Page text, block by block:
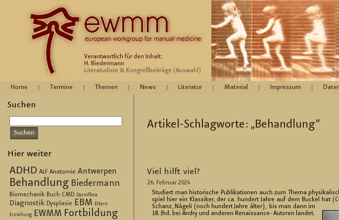
Verantwortlich für den Inhalt:
H. Biedermann
Literaturliste & Kongreßbeiträge (Auswahl)
Home Termine Themen News Literatur Material Impressum
Suchen
Hier weiter
ADHD ALF Anatomie Antwerpen
Behandlung Biedermann
Biomechanik Buch CMD Darmflora
Diagnostik Dysplasie EBM Eltern
Erziehung EWMM Fortbildung
Ar­ti­kel-Schlag­wor­te: „Be­hand­lung“
Viel hilft viel?
26. Fe­bru­ar 2024
Stu­diert man his­to­ri­sche Pu­bli­ka­tio­nen auch zum Thema
spiel hier ein Klas­si­ker, der ca. hun­dert Jahre auf dem Bu­ckel hat
Schanz, Nä­ge­li (noch hun­dert Jahre älter), bis man dann im
18. Jhd. bei Andry und an­de­ren Re­nais­sance- Au­to­ren lan­det.